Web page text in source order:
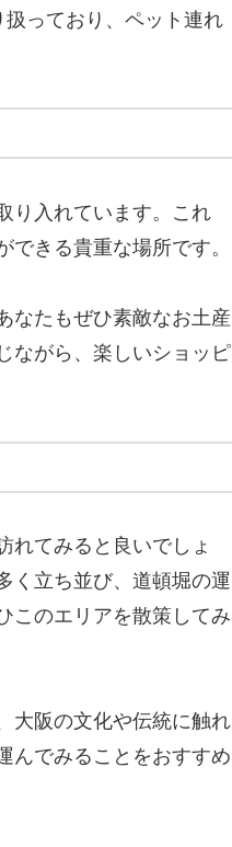
っており、ペット連れ
り入れています。これ
きる貴重な場所です。
なたもぜひ素敵なお土産
ながら、楽しいショッピ
れてみると良いでしょ
く立ち並び、道頓堀の運
このエリアを散策してみ
大阪の文化や伝統に触れ
んでみることをおすすめ